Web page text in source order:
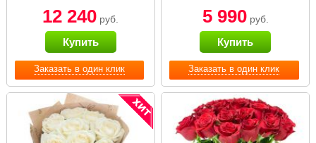
Заказать в один клик
12 240 руб.
Купить
Заказать в один клик
5 990руб.
Купить